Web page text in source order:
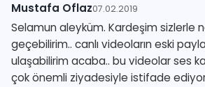
Mustafa Oflaz07.02.2019
Selamun aleyküm. Kardeşim sizlerle
geçebilirim.. canlı videoların eski
ulaşabilirim acaba.. bu videolar ses
çok önemli ziyadesiyle istifade